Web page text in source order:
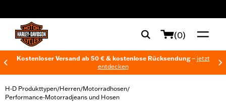
(0)
Kostenloser Versand ab 50 € & kostenlose Rücksendung – jetzt
entdecken
H-D Produkttypen/Herren/Motorradhosen/
Performance-Motorradjeans und Hosen